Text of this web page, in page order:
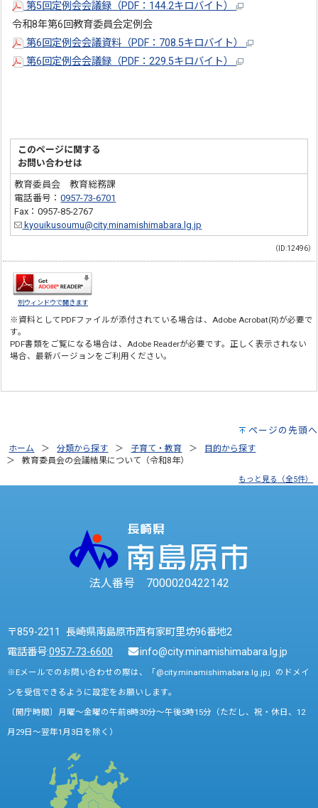
第5回定例会会議録（PDF：144.2キロバイト）
令和8年第6回教育委員会定例会
第6回定例会会議資料（PDF：708.5キロバイト）
第6回定例会会議録（PDF：229.5キロバイト）
このページに関する
お問い合わせは
教育委員会 教育総務課
電話番号：0957-73-6701
Fax：0957-85-2767
kyouikusoumu@city.minamishimabara.lg.jp
（ID:12496）
別ウィンドウで開きます
※資料としてPDFファイルが添付されている場合は、Adobe Acrobat(R)が必要で
す。
PDF書類をご覧になる場合は、Adobe Readerが必要です。正しく表示されない
場合、最新バージョンをご利用ください。
ページの先頭へ
ホーム 分類から探す 子育て・教育
目的から探す
教育委員会の会議結果について（令和8年）
もっと見る（全5件）
法人番号 7000020422142
〒859-2211 長崎県南島原市西有家町里坊96番地2
電話番号:0957-73-6600 info@city.minamishimabara.lg.jp
※Eメールでのお問い合わせの際は、「@city.minamishimabara.lg.jp」のドメイ
ンを受信できるように設定をお願いします。
〔開庁時間〕月曜～金曜の午前8時30分～午後5時15分（ただし、祝・休日、12
月29日～翌年1月3日を除く）